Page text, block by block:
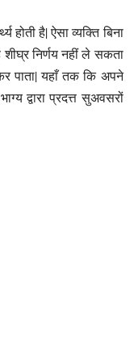
होती है| ऐसा व्यक्ति बिना
निर्णय नहीं ले सकता
पाता| यहाँ तक कि अपने
द्वारा प्रदत्त सुअवसरों